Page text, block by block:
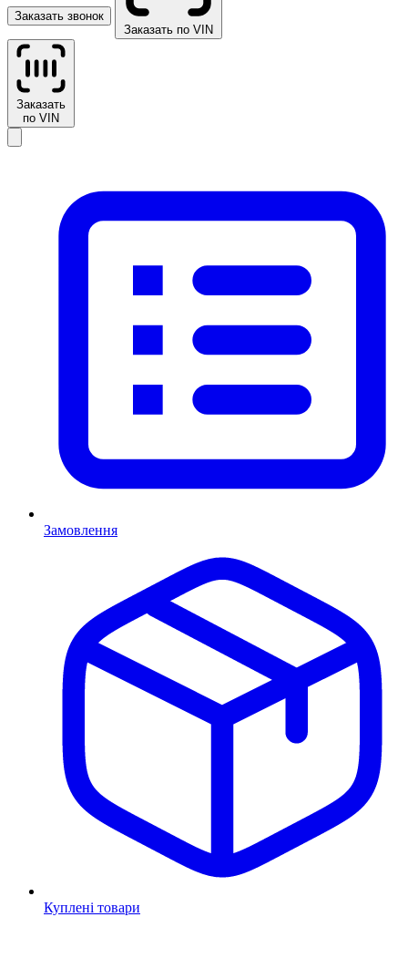
Заказать звонок
Заказать по VIN
Заказать
по VIN
Замовлення
Куплені товари